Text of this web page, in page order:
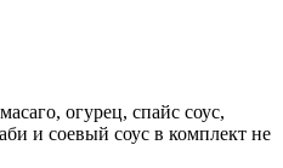
огурец, спайс соус,
и соевый соус в комплект не